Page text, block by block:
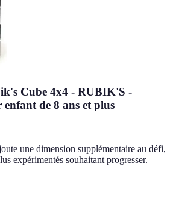
Cube 4x4 - RUBIK'S -
de 8 ans et plus
une dimension supplémentaire au défi,
expérimentés souhaitant progresser.